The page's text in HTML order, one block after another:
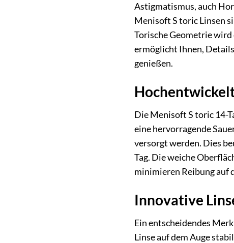
Astigmatismus, auch
Menisoft S toric Linsen
Torische Geometrie
ermöglicht Ihnen,
genießen.
Die Menisoft S toric 14-
eine hervorragende
versorgt werden. Dies
Tag. Die weiche
minimieren Reibung auf
Innovative
Ein entscheidendes
Linse auf dem Auge